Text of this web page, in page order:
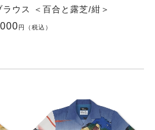
ウス ＜百合と露芝/紺＞
円（税込）